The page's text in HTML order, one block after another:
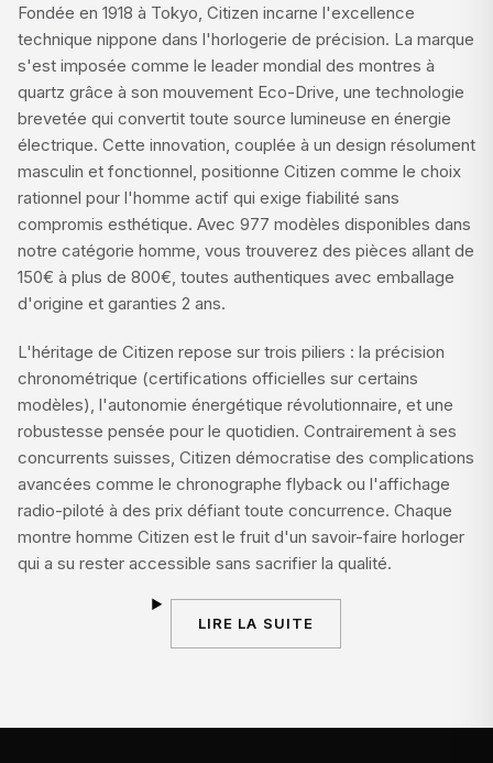
Fondée en 1918 à Tokyo, Citizen incarne l'excellence
technique nippone dans l'horlogerie de précision. La marque
s'est imposée comme le leader mondial des montres à
quartz grâce à son mouvement Eco-Drive, une technologie
brevetée qui convertit toute source lumineuse en énergie
électrique. Cette innovation, couplée à un design résolument
masculin et fonctionnel, positionne Citizen comme le choix
rationnel pour l'homme actif qui exige fiabilité sans
compromis esthétique. Avec 977 modèles disponibles dans
notre catégorie homme, vous trouverez des pièces allant de
150€ à plus de 800€, toutes authentiques avec emballage
d'origine et garanties 2 ans.
L'héritage de Citizen repose sur trois piliers : la précision
chronométrique (certifications officielles sur certains
modèles), l'autonomie énergétique révolutionnaire, et une
robustesse pensée pour le quotidien. Contrairement à ses
concurrents suisses, Citizen démocratise des complications
avancées comme le chronographe flyback ou l'affichage
radio-piloté à des prix défiant toute concurrence. Chaque
montre homme Citizen est le fruit d'un savoir-faire horloger
qui a su rester accessible sans sacrifier la qualité.
LIRE LA SUITE